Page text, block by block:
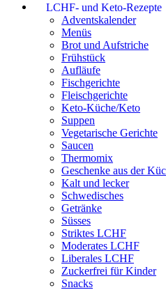
LCHF- und Keto-Rezepte
Adventskalender
Menüs
Brot und Aufstriche
Frühstück
Aufläufe
Fischgerichte
Fleischgerichte
Keto-Küche/Keto
Suppen
Vegetarische Gerichte
Saucen
Thermomix
Geschenke aus der
Kalt und lecker
Schwedisches
Getränke
Süsses
Striktes LCHF
Moderates LCHF
Liberales LCHF
Zuckerfrei für Kinder
Snacks